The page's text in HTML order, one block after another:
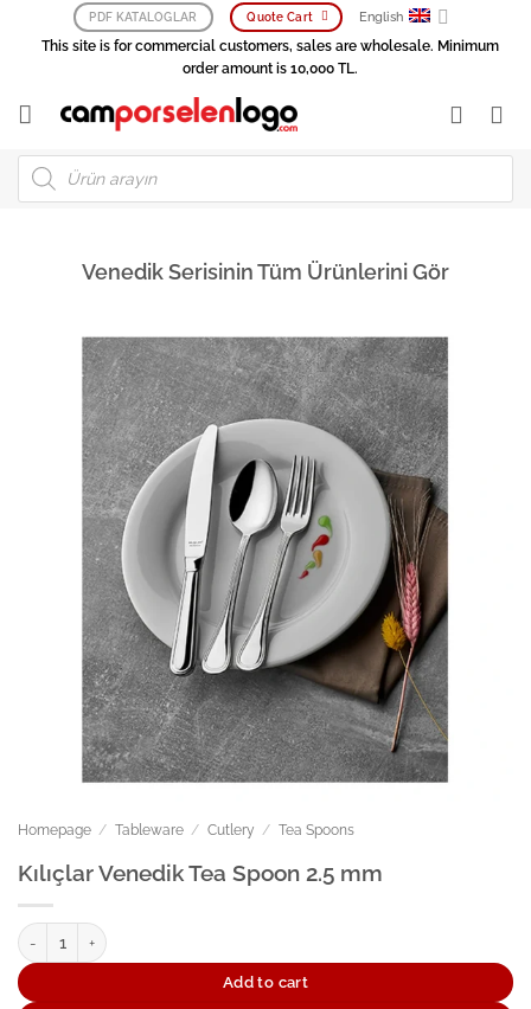
PDF KATALOGLAR Quote Cart English
This site is for commercial customers, sales are wholesale. Minimum
order amount is 10,000 TL.
Products
search
Venedik Serisinin Tüm Ürünlerini Gör
Homepage / Tableware / Cutlery / Tea Spoons
Kılıçlar Venedik Tea Spoon 2.5 mm
Kılıçlar Venedik Tea Spoon 2.5 mm quantity
Add to cart